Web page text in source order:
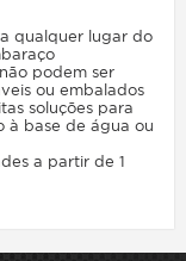
qualquer lugar do
podem ser
​​ou embalados
soluções para
à base de água ou
a partir de 1